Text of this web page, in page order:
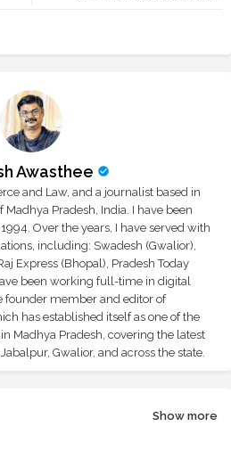
Awasthee
and Law, and a journalist based in
Pradesh, India. I have been
Over the years, I have served with
including: Swadesh (Gwalior),
Express (Bhopal), Pradesh Today
been working full-time in digital
founder member and editor of
has established itself as one of the
Madhya Pradesh, covering the latest
Gwalior, and across the state.
Show more